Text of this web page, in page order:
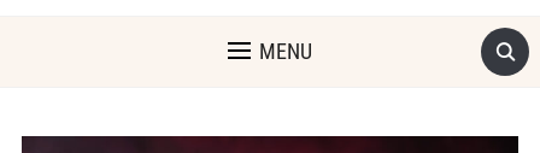
MENU